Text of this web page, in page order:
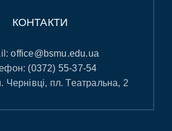
КОНТАКТИ
office@bsmu.edu.ua
(0372) 55-37-54
Чернівці, пл. Театральна, 2